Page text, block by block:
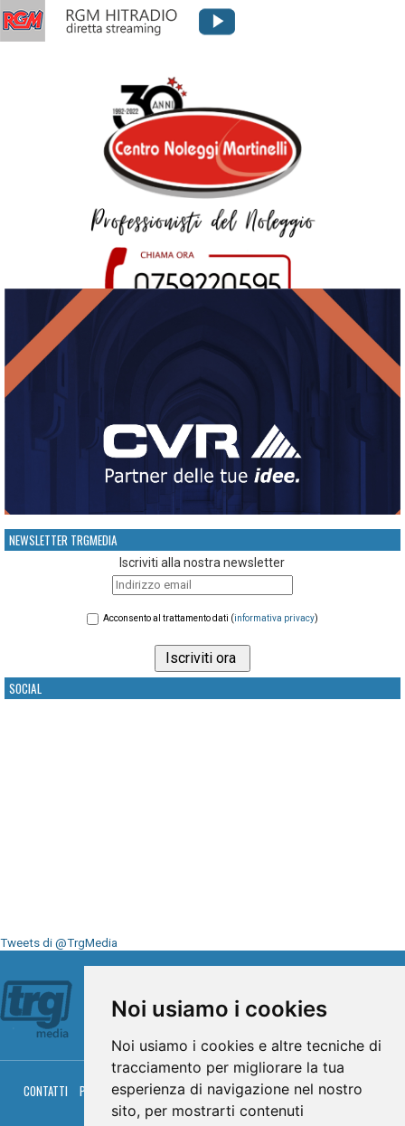
Noi usiamo i cookies
Noi usiamo i cookies e altre tecniche di
tracciamento per migliorare la tua
esperienza di navigazione nel nostro
sito, per mostrarti contenuti
NEWSLETTER TRGMEDIA
Iscriviti alla nostra newsletter
Acconsento al trattamento dati (informativa privacy)
SOCIAL
Tweets di @TrgMedia
CONTATTI PRIVACY COOKIES PALINSESTO DIRETTA TV
DIRETTA RADIO
RGM HITRADIO